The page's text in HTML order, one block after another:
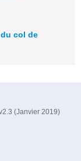
col de
(Janvier 2019)